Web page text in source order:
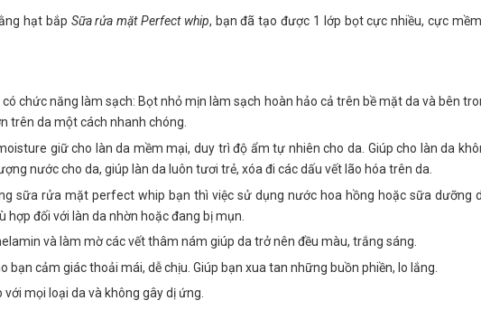
hạt bắp Sữa rửa mặt Perfect whip, bạn đã tạo được 1 lớp bọt cực nhiều, cực
có chức năng làm sạch: Bọt nhỏ mịn làm sạch hoàn hảo cả trên bề mặt da và bên
trên da một cách nhanh chóng.
giữ cho làn da mềm mại, duy trì độ ẩm tự nhiên cho da. Giúp cho làn da
nước cho da, giúp làn da luôn tươi trẻ, xóa đi các dấu vết lão hóa trên da.
sữa rửa mặt perfect whip bạn thì việc sử dụng nước hoa hồng hoặc sữa dưỡng
đối với làn da nhờn hoặc đang bị mụn.
và làm mờ các vết thâm nám giúp da trở nên đều màu, trắng sáng.
bạn cảm giác thoải mái, dễ chịu. Giúp bạn xua tan những buồn phiền, lo lắng.
với mọi loại da và không gây dị ứng.